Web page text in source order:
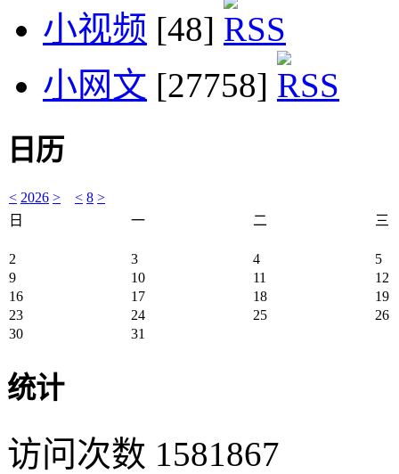
小视频 [48]
小网文 [27758]
日历
< 2026 > < 8 >
日
一 二 三
2 3 4
5
9
10 11
12
16
17 18
19
23
24 25
26
30
31
统计
访问次数 1581867